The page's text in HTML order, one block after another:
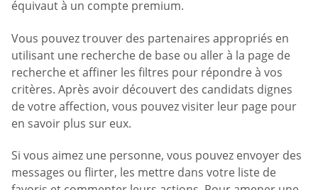
équivaut à un compte premium.
Vous pouvez trouver des partenaires appropriés en
utilisant une recherche de base ou aller à la page de
recherche et affiner les filtres pour répondre à vos
critères. Après avoir découvert des candidats dignes
de votre affection, vous pouvez visiter leur page pour
en savoir plus sur eux.
Si vous aimez une personne, vous pouvez envoyer des
messages ou flirter, les mettre dans votre liste de